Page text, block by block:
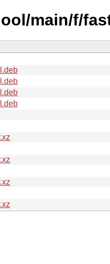
main/f/